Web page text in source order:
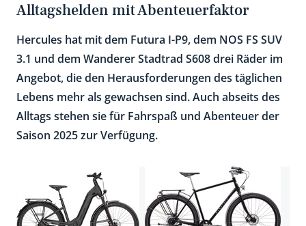
Alltagshelden mit Abenteuerfaktor
Hercules hat mit dem Futura I-P9, dem NOS FS SUV
3.1 und dem Wanderer Stadtrad S608 drei Räder im
Angebot, die den Herausforderungen des täglichen
Lebens mehr als gewachsen sind. Auch abseits des
Alltags stehen sie für Fahrspaß und Abenteuer der
Saison 2025 zur Verfügung.